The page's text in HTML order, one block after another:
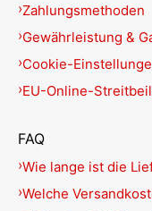
Zahlungsmethoden
Gewährleistung &
Cookie-
EU-Online-
FAQ
Wie lange ist die
Welche